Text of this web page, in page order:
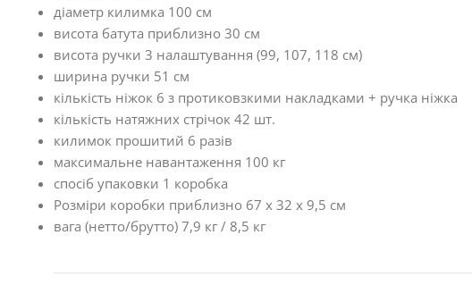
діаметр килимка 100 см
висота батута приблизно 30 см
висота ручки 3 налаштування (99, 107, 118 см)
ширина ручки 51 см
кількість ніжок 6 з протиковзкими накладками + ручка ніжка
кількість натяжних стрічок 42 шт.
килимок прошитий 6 разів
максимальне навантаження 100 кг
спосіб упаковки 1 коробка
Розміри коробки приблизно 67 x 32 x 9,5 см
вага (нетто/брутто) 7,9 кг / 8,5 кг